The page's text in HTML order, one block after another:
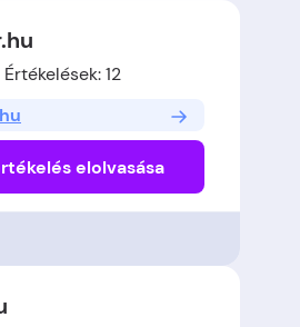
Értékelések: 12
elolvasása